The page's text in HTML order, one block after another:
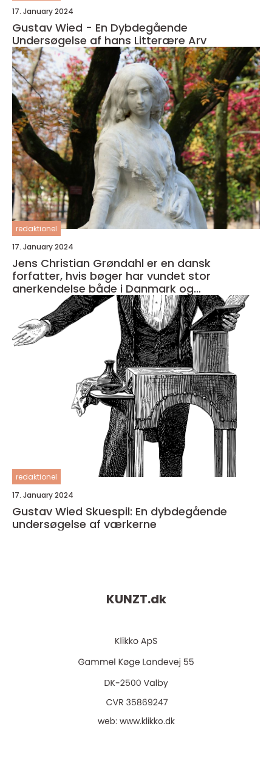
17. January 2024
Gustav Wied - En Dybdegående
Undersøgelse af hans Litterære Arv
redaktionel
17. January 2024
Jens Christian Grøndahl er en dansk
forfatter, hvis bøger har vundet stor
anerkendelse både i Danmark og
internationalt
redaktionel
17. January 2024
Gustav Wied Skuespil: En dybdegående
undersøgelse af værkerne
KUNZT.dk
web: www.klikko.dk